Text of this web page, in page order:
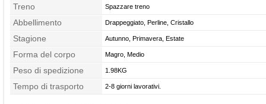
Treno Spazzare treno
Abbellimento Drappeggiato, Perline, Cristallo
Stagione Autunno, Primavera, Estate
Forma del corpo Magro, Medio
Peso di spedizione 1.98KG
Tempo di trasporto 2-8 giorni lavorativi.